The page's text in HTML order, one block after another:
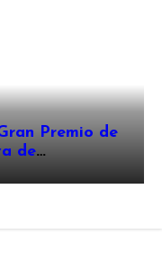
Premio de
de